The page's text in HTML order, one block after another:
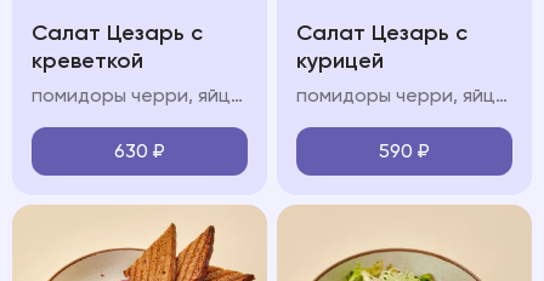
Салат Цезарь с
креветкой
помидоры черри, яйцо всмятку, креветки, соус «цезарь», зерновые крутоны
630 ₽
Салат Цезарь с
курицей
помидоры черри, яйцо всмятку, курица, соус «цезарь», зерновые крутоны
590 ₽